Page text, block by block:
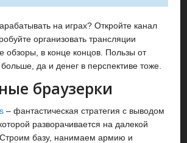
на играх? Откройте канал
организовать трансляции
обзоры, в конце концов. Пользы от
больше, да и денег в перспективе тоже.
браузерки
– фантастическая стратегия с выводом
разворачивается на далекой
Строим базу, нанимаем армию и